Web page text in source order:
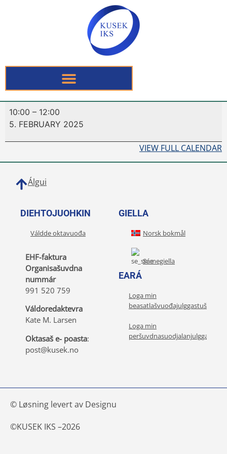
10:00 – 12:00
5. FEBRUARY 2025
VIEW FULL CALENDAR
Álgui
DIEHTOJUOHKIN
Váldde oktavuođa
EHF-faktura
Organisašuvdna
nummár
991 520 759
Váldoredaktevra
Kate M. Larsen
Oktasaš e- poasta:
post@kusek.no
GIELLA
Norsk bokmål
Sámegiella
EARÁ
Loga min
beasatlašvuođajulggastuša
Loga min
peršuvdnasuodjalanjulggastuša
© Løsning levert av Designu
©KUSEK IKS –2026